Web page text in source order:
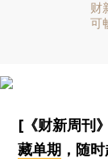
财
可
[《财新周刊
藏单期 ，随